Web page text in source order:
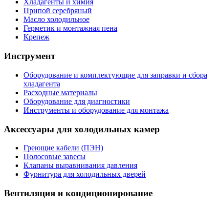
Хладагенты и химия
Припой серебряный
Масло холодильное
Герметик и монтажная пена
Крепеж
Инструмент
Оборудование и комплектующие для заправки и сбора
хладагента
Расходные материалы
Оборудование для диагностики
Инструменты и оборудование для монтажа
Аксессуары для холодильных камер
Греющие кабели (ПЭН)
Полосовые завесы
Клапаны выравнивания давления
Фурнитура для холодильных дверей
Вентиляция и кондиционирование